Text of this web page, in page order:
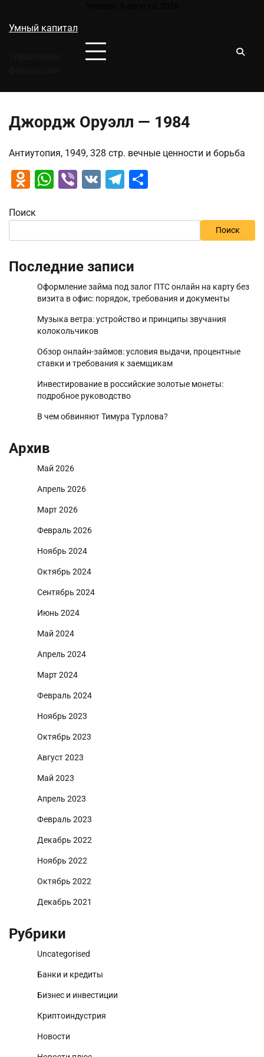
содержимому
Умный капитал
Джордж Оруэлл — 1984
Антиутопия, 1949, 328 стр. вечные ценности и борьба
Odnoklassniki
WhatsApp
Viber
VK Telegram
Поиск
Поиск
Последние записи
Оформление займа под залог ПТС онлайн на карту без
визита в офис: порядок, требования и документы
Музыка ветра: устройство и принципы звучания
колокольчиков
Обзор онлайн-займов: условия выдачи, процентные
ставки и требования к заемщикам
Инвестирование в российские золотые монеты:
подробное руководство
В чем обвиняют Тимура Турлова?
Архив
Май 2026
Апрель 2026
Март 2026
Февраль 2026
Ноябрь 2024
Октябрь 2024
Сентябрь 2024
Июнь 2024
Май 2024
Апрель 2024
Март 2024
Февраль 2024
Ноябрь 2023
Октябрь 2023
Август 2023
Май 2023
Апрель 2023
Февраль 2023
Декабрь 2022
Ноябрь 2022
Октябрь 2022
Декабрь 2021
Рубрики
Uncategorised
Банки и кредиты
Бизнес и инвестиции
Криптоиндустрия
Новости